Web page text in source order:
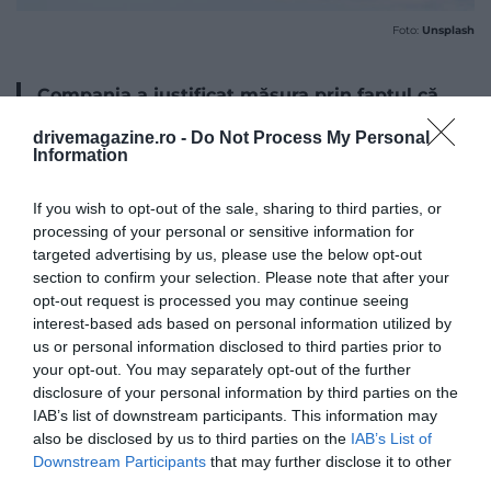
drivemagazine.ro - Do Not Process My Personal
Information
If you wish to opt-out of the sale, sharing to third parties, or
processing of your personal or sensitive information for
targeted advertising by us, please use the below opt-out
section to confirm your selection. Please note that after your
opt-out request is processed you may continue seeing
interest-based ads based on personal information utilized by
us or personal information disclosed to third parties prior to
your opt-out. You may separately opt-out of the further
disclosure of your personal information by third parties on the
IAB’s list of downstream participants. This information may
also be disclosed by us to third parties on the IAB’s List of
Downstream Participants that may further disclose it to other
Foto: Unsplash
Compania a justificat măsura prin faptul că
AENA, principalul operator al aeroporturilor
spaniole, nu este dispus să reducă taxele